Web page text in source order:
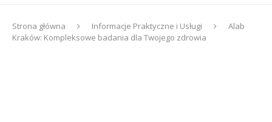
Strona główna Informacje Praktyczne i Usługi
Alab
Kraków: Kompleksowe badania dla Twojego zdrowia